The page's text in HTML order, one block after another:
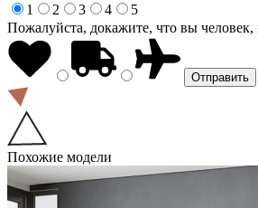
1
2 3 4
5
Пожалуйста, докажите, что вы человек,
Похожие модели